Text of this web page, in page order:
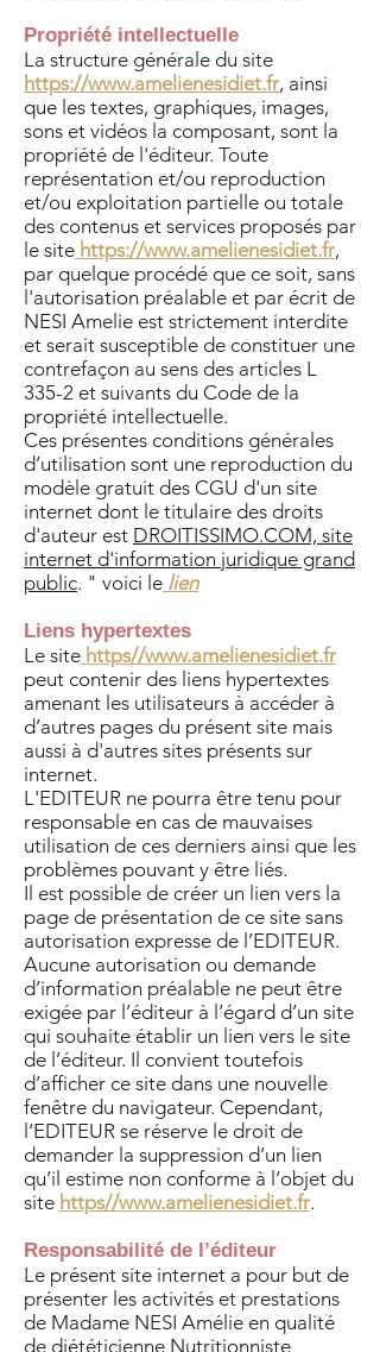
Propriété intellectuelle
La structure générale du site
https://www.amelienesidiet.fr, ainsi
que les textes, graphiques, images,
sons et vidéos la composant, sont la
propriété de l'éditeur. Toute
représentation et/ou reproduction
et/ou exploitation partielle ou totale
des contenus et services proposés par
le site https://www.amelienesidiet.fr,
par quelque procédé que ce soit, sans
l'autorisation préalable et par écrit de
NESI Amelie est strictement interdite
et serait susceptible de constituer une
contrefaçon au sens des articles L
335-2 et suivants du Code de la
propriété intellectuelle.
Ces présentes conditions générales
d’utilisation sont une reproduction du
modèle gratuit des CGU d'un site
internet dont le titulaire des droits
d'auteur est DROITISSIMO.COM, site
internet d'information juridique grand
public. " voici le lien
Liens hypertextes
Le site https//www.amelienesidiet.fr
peut contenir des liens hypertextes
amenant les utilisateurs à accéder à
d’autres pages du présent site mais
aussi à d'autres sites présents sur
internet.
L'EDITEUR ne pourra être tenu pour
responsable en cas de mauvaises
utilisation de ces derniers ainsi que les
problèmes pouvant y être liés.
Il est possible de créer un lien vers la
page de présentation de ce site sans
autorisation expresse de l’EDITEUR.
Aucune autorisation ou demande
d’information préalable ne peut être
exigée par l’éditeur à l’égard d’un site
qui souhaite établir un lien vers le site
de l’éditeur. Il convient toutefois
d’afficher ce site dans une nouvelle
fenêtre du navigateur. Cependant,
l’EDITEUR se réserve le droit de
demander la suppression d’un lien
qu’il estime non conforme à l’objet du
site https//www.amelienesidiet.fr.
Responsabilité de l’éditeur
Le présent site internet a pour but de
présenter les activités et prestations
de Madame NESI Amélie en qualité
de diététicienne Nutritionniste